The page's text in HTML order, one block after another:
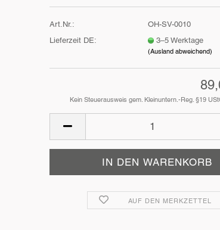
Art.Nr.:
OH-SV-0010
Lieferzeit DE:
3–5 Werktage
(Ausland abweichend)
Kein Steuerausweis gem. Kleinuntern.-Reg. §19
AUF DEN MERKZETTEL